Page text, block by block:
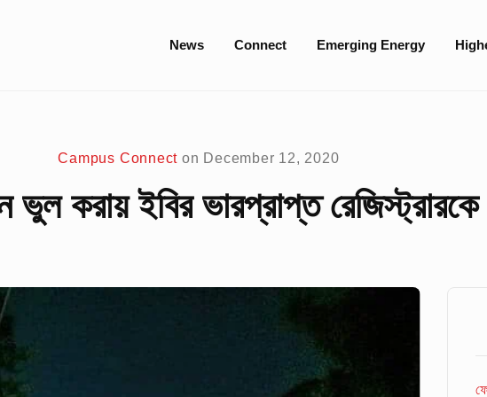
Site
News Connect Emerging Energy
Campus Connect on December 12, 2020
ভুল করায় ইবির ভারপ্রাপ্ত